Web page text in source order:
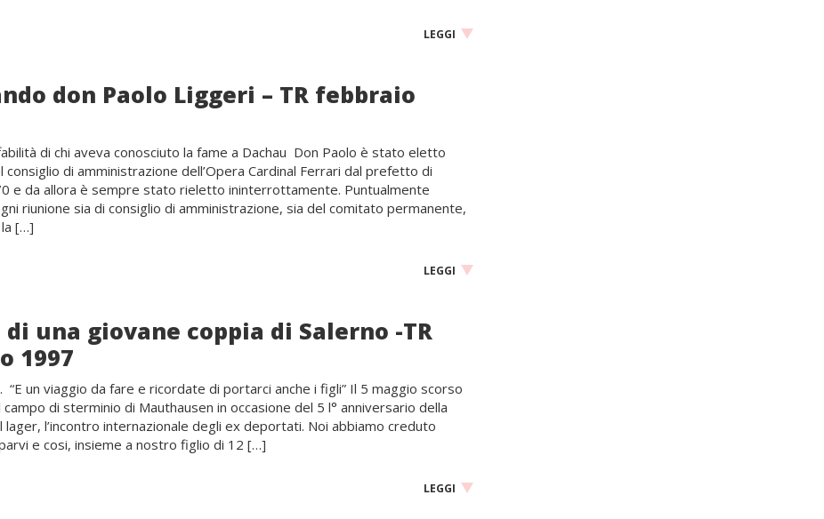
LEGGI
don Paolo Liggeri – TR febbraio
di chi aveva conosciuto la fame a Dachau Don Paolo è stato eletto
di amministrazione dell’Opera Cardinal Ferrari dal prefetto di
e da allora è sempre stato rieletto ininterrottamente. Puntualmente
riunione sia di consiglio di amministrazione, sia del comitato permanente,
la […]
LEGGI
una giovane coppia di Salerno -TR
1997
“E un viaggio da fare e ricordate di portarci anche i figli” Il 5 maggio scorso
di sterminio di Mauthausen in occasione del 5 l° anniversario della
lager, l’incontro internazionale degli ex deportati. Noi abbiamo creduto
e cosi, insieme a nostro figlio di 12 […]
LEGGI